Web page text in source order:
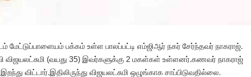
மேட்டுப்பாளையம் பக்கம் உள்ள பாலப்பட்டி எம்ஜிஆர் நகர் சேர்ந்தவர் நாகராஜ்.
விஜயலட்சுமி (வயது 35) இவர்களுக்கு 2 மகள்கள் உள்ளனர்.கணவர் நாகராஜ்
விட்டார்.இதிலிருந்து விஜயலட்சுமி ஒழுங்காக சாப்பிடுவதில்லை.